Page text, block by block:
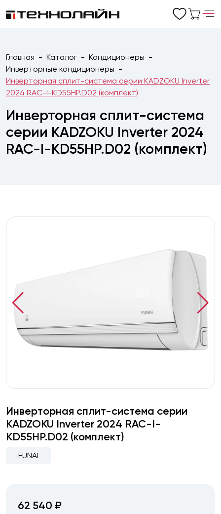
Главная Каталог
Кондиционеры
Инверторные кондиционеры
Инверторная сплит-система серии KADZOKU Inverter
2024 RAC-I-KD55HP.D02 (комплект)
Инверторная сплит-система
серии KADZOKU Inverter 2024
RAC-I-KD55HP.D02 (комплект)
Инверторная сплит-система серии
KADZOKU Inverter 2024 RAC-I-
KD55HP.D02 (комплект)
FUNAI
62 540 ₽